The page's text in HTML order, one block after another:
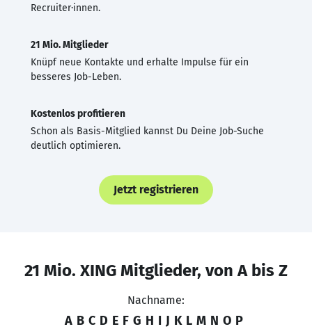
Recruiter·innen.
21 Mio. Mitglieder
Knüpf neue Kontakte und erhalte Impulse für ein
besseres Job-Leben.
Kostenlos profitieren
Schon als Basis-Mitglied kannst Du Deine Job-Suche
deutlich optimieren.
Jetzt registrieren
21 Mio. XING Mitglieder, von A bis Z
Nachname:
A B C D E F G H I J K L M N O P